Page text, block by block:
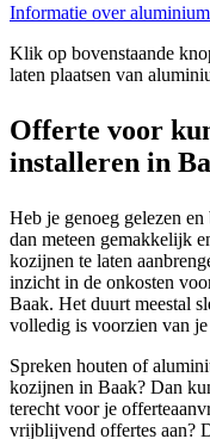
Informatie over
Klik op bovenstaande
laten plaatsen van
Offerte voor
installeren in
Heb je genoeg gelezen
dan meteen gemakkelijk
kozijnen te laten
inzicht in de onkosten
Baak. Het duurt meestal
volledig is voorzien van
Spreken houten of
kozijnen in Baak? Dan
terecht voor je
vrijblijvend offertes aan?